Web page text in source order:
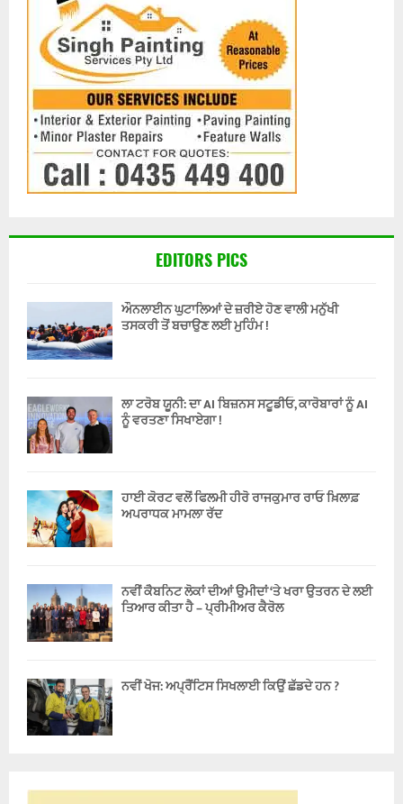
EDITORS PICS
ਔਨਲਾਈਨ ਘੁਟਾਲਿਆਂ ਦੇ ਜ਼ਰੀਏ ਹੋਣ ਵਾਲੀ ਮਨੁੱਖੀ
ਤਸਕਰੀ ਤੋਂ ਬਚਾਉਣ ਲਈ ਮੁਹਿੰਮ !
ਲਾ ਟਰੋਬ ਯੂਨੀ: ਦਾ AI ਬਿਜ਼ਨਸ ਸਟੂਡੀਓ, ਕਾਰੋਬਾਰਾਂ ਨੂੰ AI
ਨੂੰ ਵਰਤਣਾ ਸਿਖਾਏਗਾ !
ਹਾਈ ਕੋਰਟ ਵਲੋਂ ਫਿਲਮੀ ਹੀਰੋ ਰਾਜਕੁਮਾਰ ਰਾਓ ਖ਼ਿਲਾਫ਼
ਅਪਰਾਧਕ ਮਾਮਲਾ ਰੱਦ
ਨਵੀਂ ਕੈਬਨਿਟ ਲੋਕਾਂ ਦੀਆਂ ਉਮੀਦਾਂ ‘ਤੇ ਖਰਾ ਉਤਰਨ ਦੇ ਲਈ
ਤਿਆਰ ਕੀਤਾ ਹੈ – ਪ੍ਰੀਮੀਅਰ ਕੈਰੋਲ
ਨਵੀਂ ਖੋਜ: ਅਪ੍ਰੈਂਟਿਸ ਸਿਖਲਾਈ ਕਿਉਂ ਛੱਡਦੇ ਹਨ ?